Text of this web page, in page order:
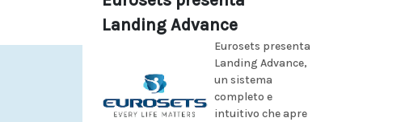
Landing Advance
Eurosets presenta
Landing Advance,
un sistema
completo e
intuitivo che apre